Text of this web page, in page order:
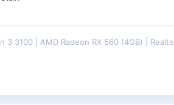
3 3100 AMD Radeon RX 560 (4GB)